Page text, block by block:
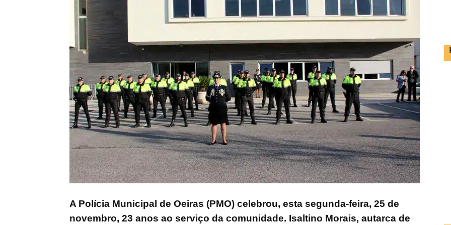
A Polícia Municipal de Oeiras (PMO) celebrou, esta segunda-feira, 25 de
novembro, 23 anos ao serviço da comunidade. Isaltino Morais, autarca de